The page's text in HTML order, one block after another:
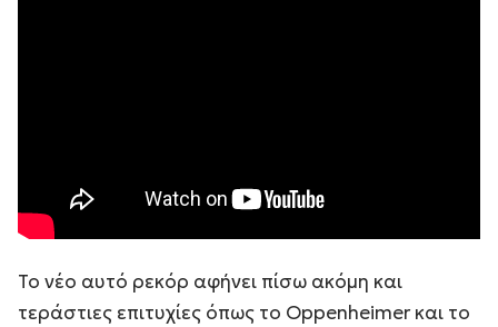
Το νέο αυτό ρεκόρ αφήνει πίσω ακόμη και
τεράστιες επιτυχίες όπως το Oppenheimer και το